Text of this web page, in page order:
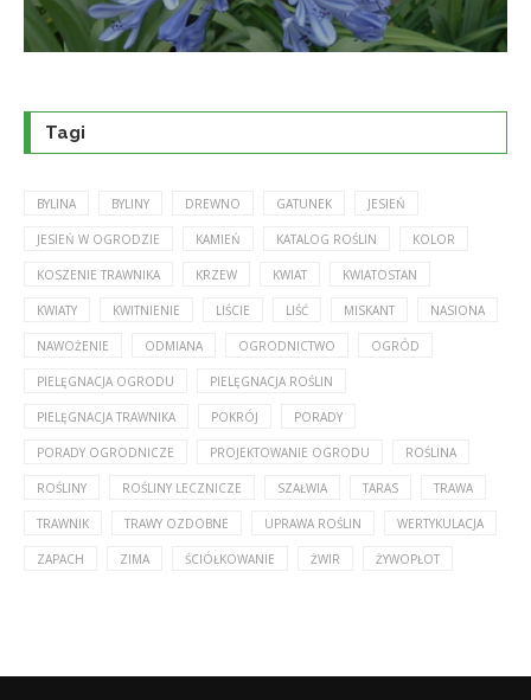
Tagi
BYLINA BYLINY DREWNO GATUNEK JESIEŃ
JESIEŃ W OGRODZIE KAMIEŃ KATALOG ROŚLIN KOLOR
KOSZENIE TRAWNIKA KRZEW KWIAT KWIATOSTAN
KWIATY KWITNIENIE LIŚCIE LIŚĆ MISKANT NASIONA
NAWOŻENIE ODMIANA OGRODNICTWO OGRÓD
PIELĘGNACJA OGRODU PIELĘGNACJA ROŚLIN
PIELĘGNACJA TRAWNIKA POKRÓJ PORADY
PORADY OGRODNICZE PROJEKTOWANIE OGRODU ROŚLINA
ROŚLINY ROŚLINY LECZNICZE SZAŁWIA TARAS TRAWA
TRAWNIK TRAWY OZDOBNE UPRAWA ROŚLIN WERTYKULACJA
ZAPACH ZIMA ŚCIÓŁKOWANIE ŻWIR ŻYWOPŁOT